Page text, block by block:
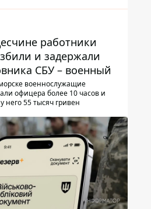
работники
и задержали
СБУ – военный
военнослужащие
офицера более 10 часов и
него 55 тысяч гривен